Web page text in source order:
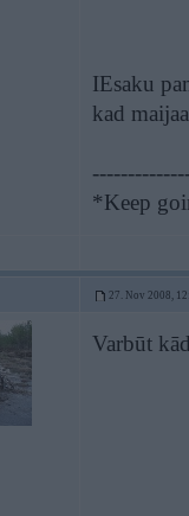
IEsaku
kad
*Keep
27. Nov 2008,
Varbūt